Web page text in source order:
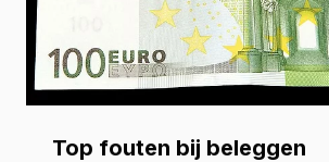
Top fouten bij beleggen